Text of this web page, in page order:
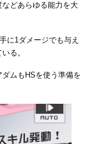
どあらゆる能力を大
に1ダメージでも与え
る。
ムもHSを使う準備を